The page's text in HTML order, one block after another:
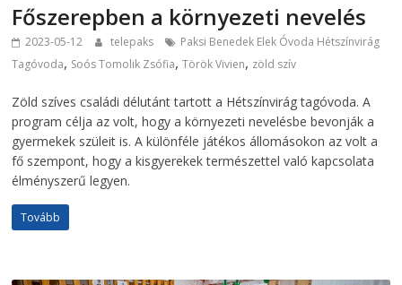
Főszerepben a környezeti nevelés
2023-05-12 telepaks
Paksi Benedek Elek Óvoda Hétszínvirág
Tagóvoda, Soós Tomolik Zsófia,Török Vivien, zöld szív
Zöld szíves családi délutánt tartott a Hétszínvirág tagóvoda. A
program célja az volt, hogy a környezeti nevelésbe bevonják a
gyermekek szüleit is. A különféle játékos állomásokon az volt a
fő szempont, hogy a kisgyerekek természettel való kapcsolata
élményszerű legyen.
Tovább